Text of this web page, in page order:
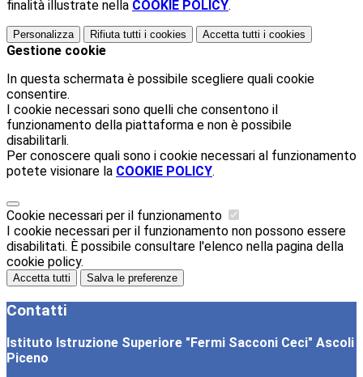
finalità illustrate nella COOKIE POLICY.
Personalizza Rifiuta tutti i cookies Accetta tutti i cookies
Gestione cookie
In questa schermata è possibile scegliere quali cookie
consentire.
I cookie necessari sono quelli che consentono il
funzionamento della piattaforma e non è possibile
disabilitarli.
Per conoscere quali sono i cookie necessari al funzionamento
potete visionare la COOKIE POLICY.
Cookie necessari per il funzionamento
I cookie necessari per il funzionamento non possono essere
disabilitati. È possibile consultare l'elenco nella pagina della
cookie policy.
Accetta tutti Salva le preferenze
Contatti
Istituto Istruzione Superiore "Fermi Sacconi Ceci" Ascoli
Piceno